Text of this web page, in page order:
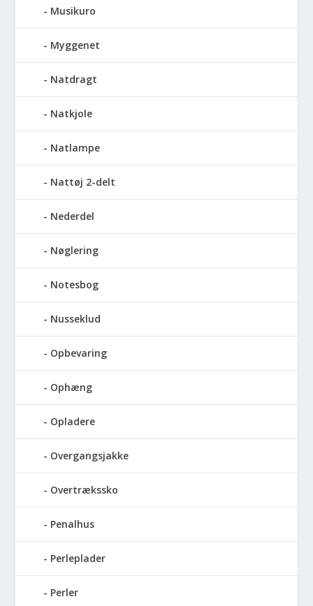
Musikuro
Myggenet
Natdragt
Natkjole
Natlampe
Nattøj 2-delt
Nederdel
Nøglering
Notesbog
Nusseklud
Opbevaring
Ophæng
Opladere
Overgangsjakke
Overtrækssko
Penalhus
Perleplader
Perler